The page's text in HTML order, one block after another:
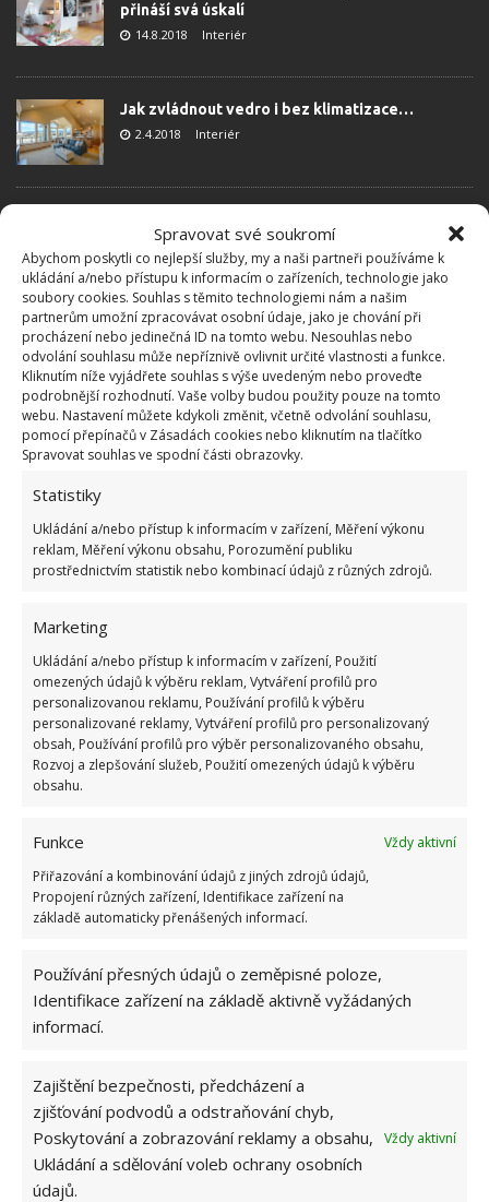
Spravovat své soukromí
Abychom poskytli co nejlepší služby, my a naši partneři používáme k
ukládání a/nebo přístupu k informacím o zařízeních, technologie jako
soubory cookies. Souhlas s těmito technologiemi nám a našim
partnerům umožní zpracovávat osobní údaje, jako je chování při
procházení nebo jedinečná ID na tomto webu. Nesouhlas nebo
odvolání souhlasu může nepříznivě ovlivnit určité vlastnosti a funkce.
Kliknutím níže vyjádřete souhlas s výše uvedeným nebo proveďte
podrobnější rozhodnutí. Vaše volby budou použity pouze na tomto
webu. Nastavení můžete kdykoli změnit, včetně odvolání souhlasu,
pomocí přepínačů v Zásadách cookies nebo kliknutím na tlačítko
Spravovat souhlas ve spodní části obrazovky.
Statistiky
Ukládání a/nebo přístup k informacím v zařízení, Měření výkonu
reklam, Měření výkonu obsahu, Porozumění publiku
prostřednictvím statistik nebo kombinací údajů z různých zdrojů.
Marketing
Ukládání a/nebo přístup k informacím v zařízení, Použití
omezených údajů k výběru reklam, Vytváření profilů pro
personalizovanou reklamu, Používání profilů k výběru
personalizované reklamy, Vytváření profilů pro personalizovaný
obsah, Používání profilů pro výběr personalizovaného obsahu,
Rozvoj a zlepšování služeb, Použití omezených údajů k výběru
obsahu.
Funkce
Vždy aktivní
Přiřazování a kombinování údajů z jiných zdrojů údajů,
Propojení různých zařízení, Identifikace zařízení na
základě automaticky přenášených informací.
Používání přesných údajů o zeměpisné poloze,
Identifikace zařízení na základě aktivně vyžádaných
informací.
Zajištění bezpečnosti, předcházení a
zjišťování podvodů a odstraňování chyb,
Poskytování a zobrazování reklamy a obsahu,
Ukládání a sdělování voleb ochrany osobních
údajů.
Vždy aktivní
přináší svá úskalí
14.8.2018 Interiér
Jak zvládnout vedro i bez klimatizace…
2.4.2018 Interiér
6.5.2016 Interiér
OBLÍBENÉ ČLÁNKY
Pokuta až 10 000 Kč hrozí za nesprávné sekání i
nesekání trávy. Záleží i na prostředku a lokaci
Kvíz na téma pionýrské tábory za socialismu:
Kdo je zažil, bez problému získá 12 ze 12 bodů
12.5.2026
Test znalostí o každodenní realitě za
Retro kvíz o oblíbených autech v dobách
socialismu: Tehdejší řidiči musí získat 10 z 10
bodů
ŽHAVÉ NOVINKY
Tyto rostliny odpuzují klíšťata. Ujistěte se, že je
máte na zahrádce